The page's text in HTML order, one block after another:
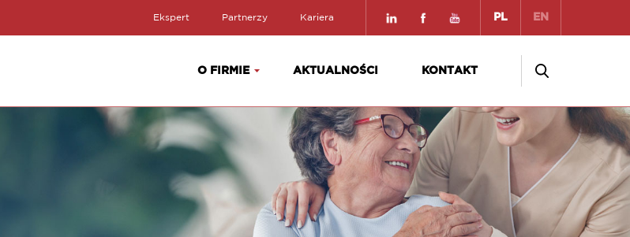
PL EN
Ekspert Partnerzy Kariera
O FIRMIE AKTUALNOŚCI KONTAKT